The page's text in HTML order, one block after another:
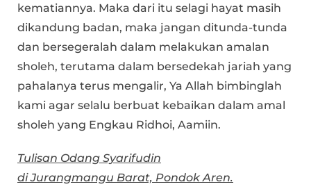
kematiannya. Maka dari itu selagi hayat masih
dikandung badan, maka jangan ditunda-tunda
dan bersegeralah dalam melakukan amalan
sholeh, terutama dalam bersedekah jariah yang
pahalanya terus mengalir, Ya Allah bimbinglah
kami agar selalu berbuat kebaikan dalam amal
sholeh yang Engkau Ridhoi, Aamiin.
Tulisan Odang Syarifudin
di Jurangmangu Barat, Pondok Aren.